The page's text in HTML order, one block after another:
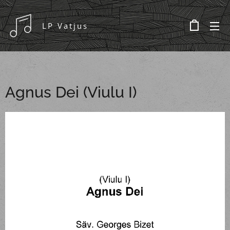
LP Vatjus
Agnus Dei (Viulu I)